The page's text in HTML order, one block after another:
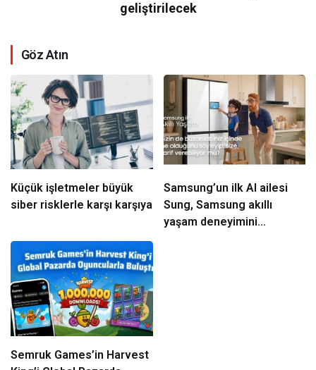
geliştirilecek
Göz Atın
Küçük işletmeler büyük
siber risklerle karşı karşıya
Samsung’un ilk AI ailesi
Sung, Samsung akıllı
yaşam deneyimini
Semruk Games’in Harvest